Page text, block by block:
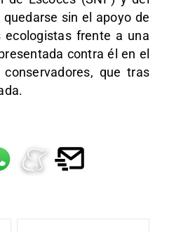
sin el apoyo de
ecologistas frente a una
contra él en el
que tras